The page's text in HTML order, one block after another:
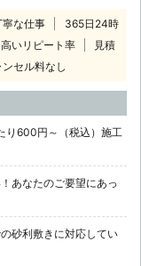
な仕事
365日24時
いリピート率
見積
ンセル料なし
り600円～（税込）施工
あなたのご要望にあっ
砂利敷きに対応してい